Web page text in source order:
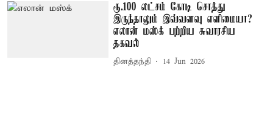
ரூ.100 லட்சம் கோடி சொத்து
இருந்தாலும் இவ்வளவு எளிமையா?
எலான் மஸ்க் பற்றிய சுவாரசிய
தகவல்
தினத்தந்தி 14 Jun 2026